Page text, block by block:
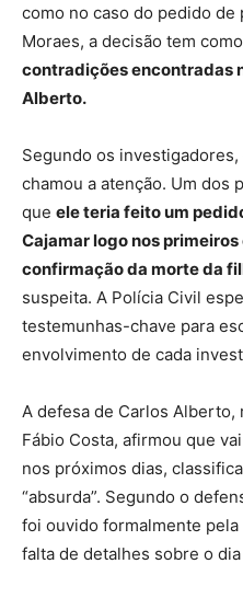
como no caso do pedido de
Moraes, a decisão tem
contradições encontradas
Alberto.
Segundo os
chamou a atenção. Um dos
que ele teria feito um
Cajamar logo nos
confirmação da morte da
suspeita. A Polícia Civil
testemunhas-chave para
envolvimento de cada
A defesa de Carlos Alberto,
Fábio Costa, afirmou que
nos próximos dias,
“absurda”. Segundo o
foi ouvido formalmente
falta de detalhes sobre o